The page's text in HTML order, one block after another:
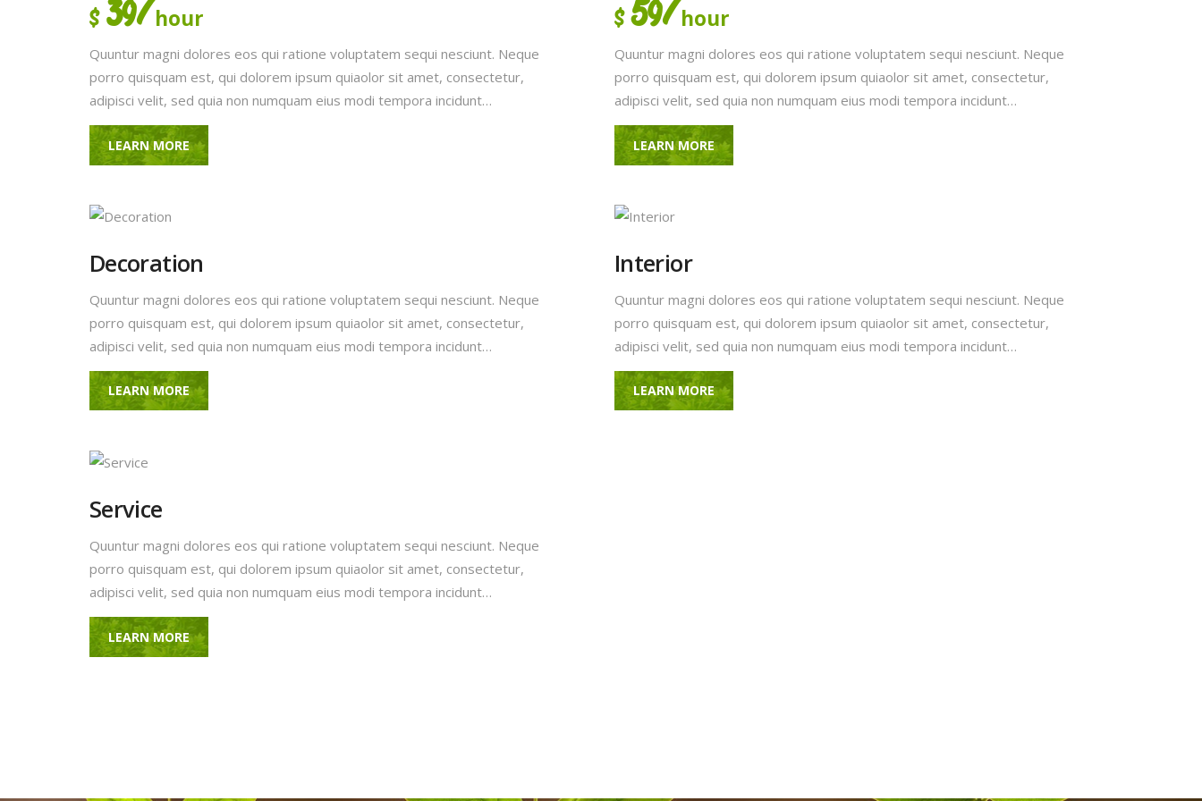
TERMS AND
PRIVACY POLICY
$ 39/hour
Quuntur magni dolores eos qui ratione voluptatem sequi nesciunt. Neque
porro quisquam est, qui dolorem ipsum quiaolor sit amet, consectetur,
adipisci velit, sed quia non numquam eius modi tempora incidunt…
LEARN MORE
$59/hour
Quuntur magni dolores eos qui ratione voluptatem sequi nesciunt. Neque
porro quisquam est, qui dolorem ipsum quiaolor sit amet, consectetur,
adipisci velit, sed quia non numquam eius modi tempora incidunt…
LEARN MORE
Decoration
Quuntur magni dolores eos qui ratione voluptatem sequi nesciunt. Neque
porro quisquam est, qui dolorem ipsum quiaolor sit amet, consectetur,
adipisci velit, sed quia non numquam eius modi tempora incidunt…
LEARN MORE
Interior
Quuntur magni dolores eos qui ratione voluptatem sequi nesciunt. Neque
porro quisquam est, qui dolorem ipsum quiaolor sit amet, consectetur,
adipisci velit, sed quia non numquam eius modi tempora incidunt…
LEARN MORE
Service
Quuntur magni dolores eos qui ratione voluptatem sequi nesciunt. Neque
porro quisquam est, qui dolorem ipsum quiaolor sit amet, consectetur,
adipisci velit, sed quia non numquam eius modi tempora incidunt…
LEARN MORE